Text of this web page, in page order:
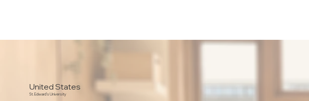
United States
St. Edward’s University